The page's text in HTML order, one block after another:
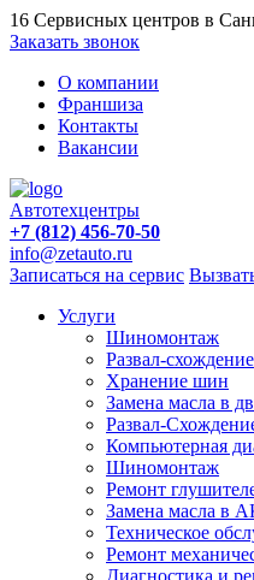
16 Сервисных центров в
Заказать звонок
О компании
Франшиза
Контакты
Вакансии
Автотехцентры
+7 (812) 456-70-50
info@zetauto.ru
Записаться на сервис
Услуги
Шиномонтаж
Развал-схождение
Хранение шин
Замена масла в
Развал-
Компьютерная
Шиномонтаж
Ремонт
Замена масла в
Техническое
Ремонт
Диагностика и